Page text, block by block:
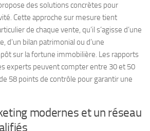
des solutions concrètes pour
Cette approche sur mesure tient
de chaque vente, qu’il s’agisse d’une
d’un bilan patrimonial ou d’une
sur la fortune immobilière. Les rapports
experts peuvent compter entre 30 et 50
58 points de contrôle pour garantir une
modernes et un réseau